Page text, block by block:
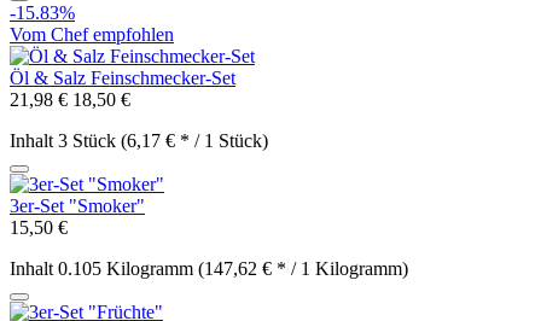
-15.83%
Vom Chef empfohlen
Öl & Salz Feinschmecker-Set
21,98 € 18,50 €
Inhalt 3 Stück (6,17 € * / 1 Stück)
3er-Set "Smoker"
15,50 €
Inhalt 0.105 Kilogramm (147,62 € * / 1 Kilogramm)